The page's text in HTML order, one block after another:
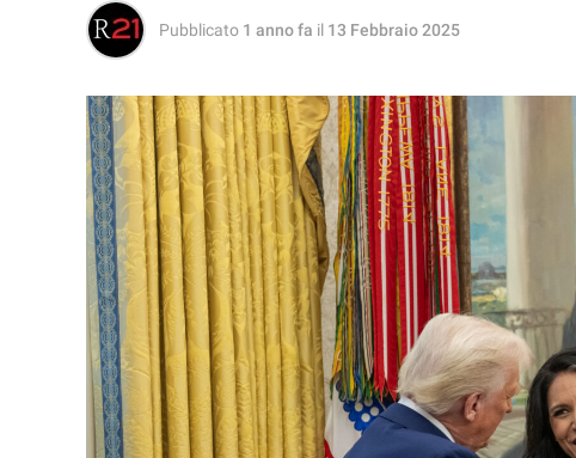
Pubblicato 1 anno fa il 13 Febbraio 2025